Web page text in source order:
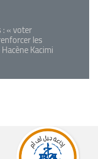
« voter
les
Kacimi